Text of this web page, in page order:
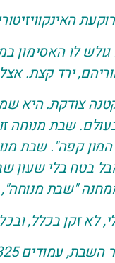
לו האסימון
ירד קצת.
צודקת. היא
שבת מנוחה
קפה". שבת
בטח בלי שעון
"שבת מנוחה",
לא זקן בכלל,
325, פורסם לראשונה בביטאון 'ארץ אחרת').